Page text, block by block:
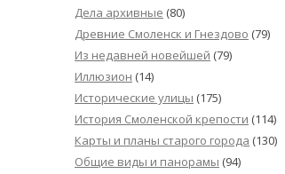
Дела архивные (80)
Древние Смоленск и Гнездово (79)
Из недавней новейшей (79)
Иллюзион (14)
Исторические улицы (175)
История Смоленской крепости (114)
Карты и планы старого города (130)
Общие виды и панорамы (94)